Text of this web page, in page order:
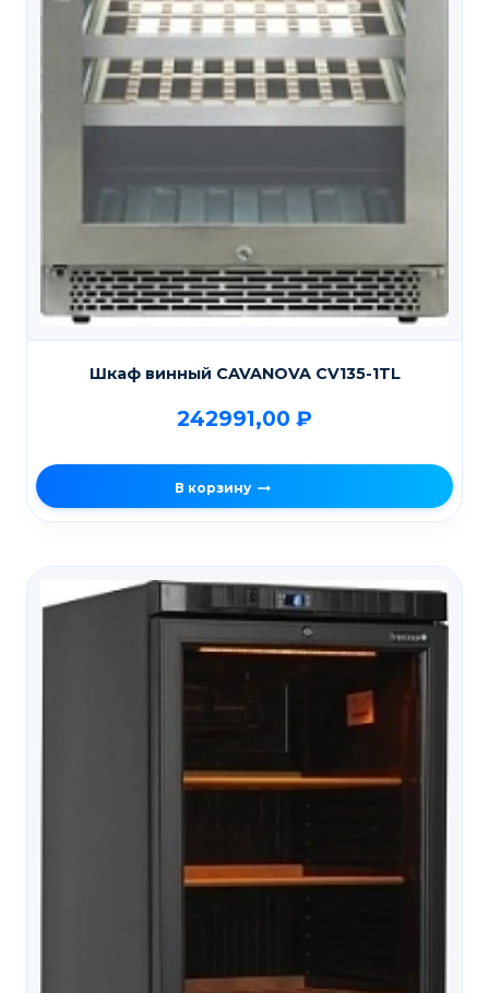
Шкаф винный CAVANOVA CV135-1TL
242991,00 ₽
В корзину